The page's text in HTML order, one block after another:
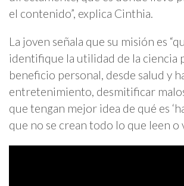
el contenido”, explica Cinthia.
La joven señala que su misión es
identifique la utilidad de la ciencia
beneficio personal, desde salud y
entretenimiento, desmitificar
que tengan mejor idea de qué es
que no se crean todo lo que leen o